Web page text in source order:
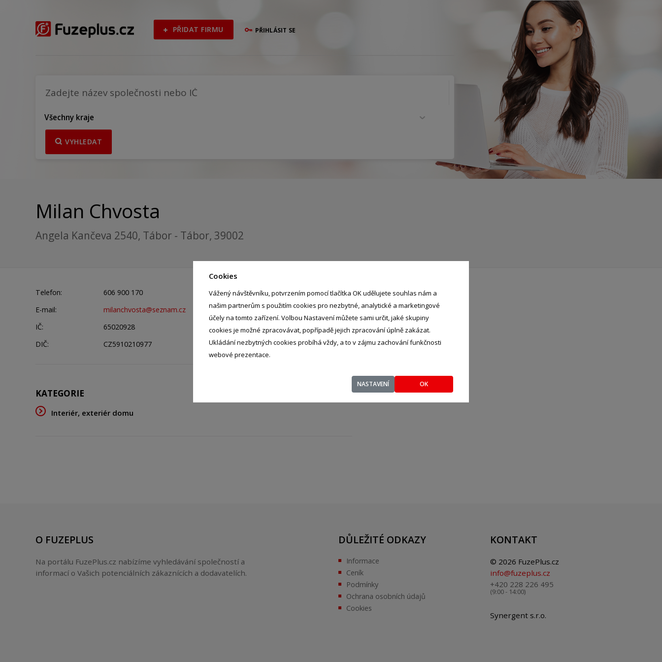
Cookies
Vážený návštěvníku, potvrzením pomocí tlačítka OK udělujete souhlas nám a
našim partnerům s použitím cookies pro nezbytné, analytické a marketingové
účely na tomto zařízení. Volbou Nastavení můžete sami určit, jaké skupiny
cookies je možné zpracovávat, popřípadě jejich zpracování úplně zakázat.
Ukládání nezbytných cookies probíhá vždy, a to v zájmu zachování funkčnosti
webové prezentace.
NASTAVENÍ OK
PŘIDAT FIRMU PŘIHLÁSIT SE
Všechny kraje
VYHLEDAT
Milan Chvosta
Angela Kančeva 2540, Tábor - Tábor, 39002
Telefon:
606 900 170
E-mail:
milanchvosta@seznam.cz
IČ:
65020928
DIČ:
CZ5910210977
KATEGORIE
Interiér, exteriér domu
O FUZEPLUS
Na portálu FuzePlus.cz nabízíme vyhledávání společností a
informací o Vašich potenciálních zákaznících a dodavatelích.
DŮLEŽITÉ ODKAZY
Informace
Ceník
Podmínky
Ochrana osobních údajů
Cookies
KONTAKT
© 2026 FuzePlus.cz
info@fuzeplus.cz
+420 228 226 495
(9:00 - 14:00)
Synergent s.r.o.